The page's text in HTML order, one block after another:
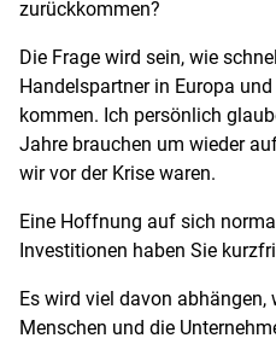
zurückkommen?
Die Frage wird sein, wie
Handelspartner in Europa
kommen. Ich persönlich
Jahre brauchen um wieder
wir vor der Krise waren.
Eine Hoffnung auf sich
Investitionen haben Sie
Es wird viel davon abhängen,
Menschen und die